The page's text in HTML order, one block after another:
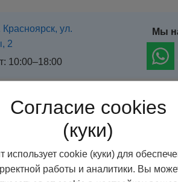
Красноярск, ул.
2
10:00–18:00
Мы
18: всё, что
Согласие cookies
(куки)
использует cookie (куки) для
работы и аналитики. Вы